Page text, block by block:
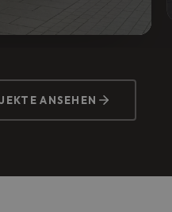
hohe
ANSEHEN